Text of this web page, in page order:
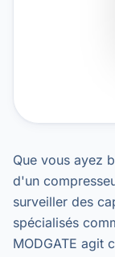
Que vous ayez
d'un
surveiller des
spécialisés
MODGATE agit